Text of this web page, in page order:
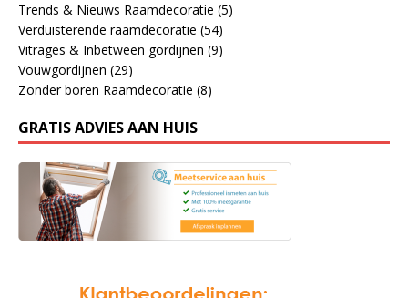
Trends & Nieuws Raamdecoratie (5)
Verduisterende raamdecoratie (54)
Vitrages & Inbetween gordijnen (9)
Vouwgordijnen (29)
Zonder boren Raamdecoratie (8)
GRATIS ADVIES AAN HUIS